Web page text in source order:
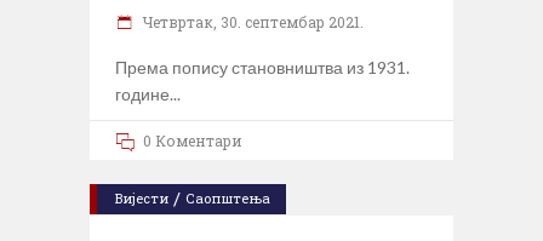
Четвртак, 30. септембар 2021.
Према попису становништва из 1931.
године
0 Коментари
Вијести / Саопштења